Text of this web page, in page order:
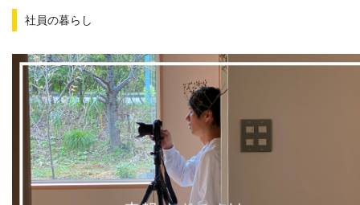
社員の暮らし